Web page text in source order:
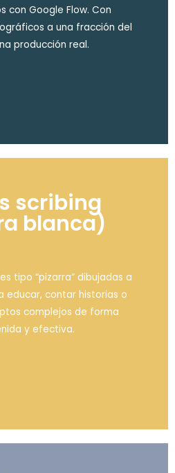
con Google Flow. Con
a una fracción del
producción real.
scribing
blanca)
tipo “pizarra” dibujadas a
educar, contar historias o
complejos de forma
y efectiva.